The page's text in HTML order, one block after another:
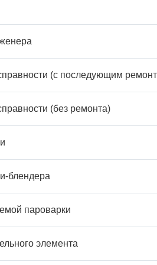
(с последующим
(без ремонта)
блендера
пароварки
элемента